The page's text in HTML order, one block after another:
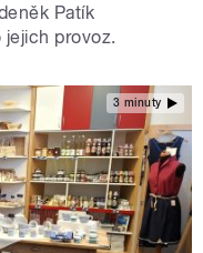
Patík
jejich provoz.
3 minuty